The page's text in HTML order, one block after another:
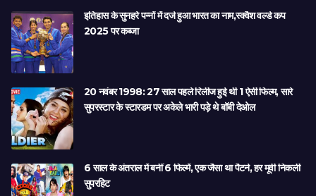
इतिहास के सुनहरे पन्नों में दर्ज हुआ भारत का नाम,स्क्वैश वर्ल्ड कप
2025 पर कब्जा
20 नवंबर 1998: 27 साल पहले रिलीज हुई थी 1 ऐसी फिल्म, सारे
सुपरस्टार के स्टारडम पर अकेले भारी पड़े थे बॉबी देओल
6 साल के अंतराल में बनीं 6 फिल्में, एक जैसा था पैटर्न, हर मूवी निकली
सुपरहिट